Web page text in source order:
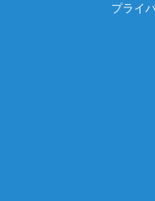
プライ